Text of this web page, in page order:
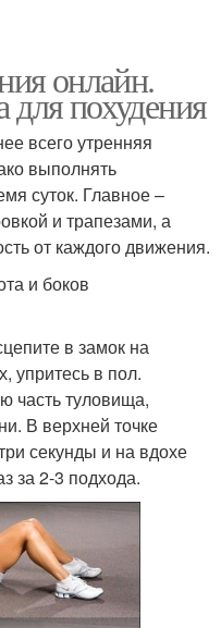
онлайн.
похудения
всего утренняя
выполнять
суток. Главное –
и трапезами, а
от каждого движения.
и боков
в замок на
упритесь в пол.
часть туловища,
В верхней точке
секунды и на вдохе
за 2-3 подхода.